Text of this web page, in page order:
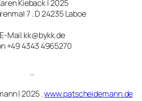
Kieback | 2025
7 . D 24235 Laboe
E-Mail kk@bykk.de
+49 4343 4965270
…
| 2025 .www.patscheidemann.de